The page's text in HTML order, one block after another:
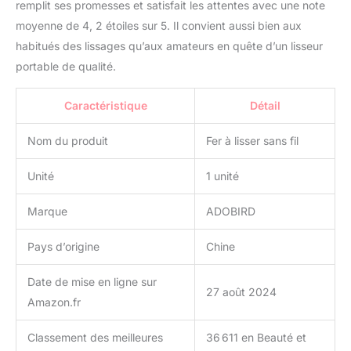
Conception Sans Fil et
Portable : le mini fer à
présente une fine texture
pouvez facilement le
main ou vos bagages et
l'emporter avec vous,
permettant à votre
beauté d'être avec vous
pour toujours ! Parfait
pour les voyages, les
les voyages d'affaires et
remplace pas
remplit ses promesses et satisfait les attentes avec une note
moyenne de 4, 2 étoiles sur 5. Il convient aussi bien aux
habitués des lissages qu’aux amateurs en quête d’un lisseur
portable de qualité.
Caractéristique Détail
Nom du produit Fer à lisser sans fil
Unité 1 unité
Marque ADOBIRD
Pays d’origine Chine
Date de mise en ligne sur
Amazon.fr
27 août 2024
Classement des meilleures
36 611 en Beauté et